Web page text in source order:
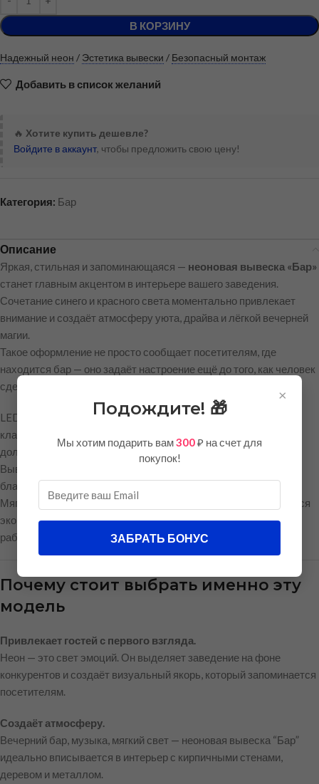
В КОРЗИНУ
Надежный неон / Эстетика вывески / Безопасный монтаж
Добавить в список желаний
🔥 Хотите купить дешевле?
Войдите в аккаунт, чтобы предложить свою цену!
Категория: Бар
Описание
Яркая, стильная и запоминающаяся — неоновая вывеска «Бар»
станет главным акцентом в интерьере вашего заведения.
Сочетание синего и красного света моментально привлекает
внимание и создаёт атмосферу уюта, драйва и лёгкой вечерней
магии.
Такое оформление не просто сообщает посетителям, где
находится бар — оно задаёт настроение ещё до того, как человек
сделал первый заказ.
LED-неон — современная альтернатива стеклянным трубкам
классического неона. Он безопасен, энергоэффективен и
долговечен.
Вывеска выполнена на прозрачном акриловом основании,
благодаря чему выглядит лёгкой и парящей на стене.
Мягкое свечение не слепит глаза, а электричество расходуется
экономно, что особенно важно для заведений, где освещение
работает часами.
Почему стоит выбрать именно эту
модель
Привлекает гостей с первого взгляда.
Неон — это свет эмоций. Он выделяет заведение на фоне
конкурентов и создаёт визуальный якорь, который запоминается
посетителям.
Создаёт атмосферу.
Вечерний бар, музыка, мягкий свет — неоновая вывеска “Бар”
идеально вписывается в интерьер с кирпичными стенами,
деревом и металлом.
×
Подождите! 🎁
Мы хотим подарить вам300₽ на счет для
покупок!
ЗАБРАТЬ БОНУС